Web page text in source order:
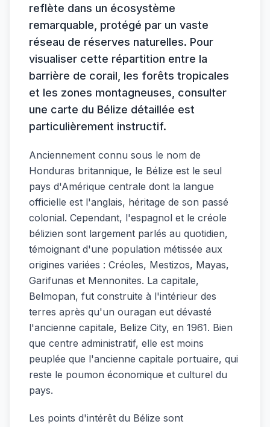
reflète dans un écosystème
remarquable, protégé par un vaste
réseau de réserves naturelles. Pour
visualiser cette répartition entre la
barrière de corail, les forêts tropicales
et les zones montagneuses, consulter
une carte du Bélize détaillée est
particulièrement instructif.
Anciennement connu sous le nom de
Honduras britannique, le Bélize est le seul
pays d'Amérique centrale dont la langue
officielle est l'anglais, héritage de son passé
colonial. Cependant, l'espagnol et le créole
bélizien sont largement parlés au quotidien,
témoignant d'une population métissée aux
origines variées : Créoles, Mestizos, Mayas,
Garifunas et Mennonites. La capitale,
Belmopan, fut construite à l'intérieur des
terres après qu'un ouragan eut dévasté
l'ancienne capitale, Belize City, en 1961. Bien
que centre administratif, elle est moins
peuplée que l'ancienne capitale portuaire, qui
reste le poumon économique et culturel du
pays.
Les points d'intérêt du Bélize sont